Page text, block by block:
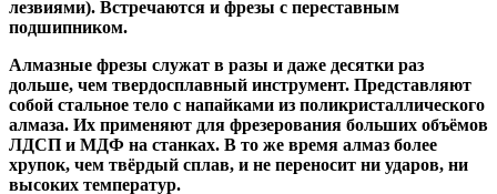
лезвиями). Встречаются и фрезы с переставным
подшипником.
Алмазные фрезы служат в разы и даже десятки раз
дольше, чем твердосплавный инструмент. Представляют
собой стальное тело с напайками из поликристаллического
алмаза. Их применяют для фрезерования больших объёмов
ЛДСП и МДФ на станках. В то же время алмаз более
хрупок, чем твёрдый сплав, и не переносит ни ударов, ни
высоких температур.